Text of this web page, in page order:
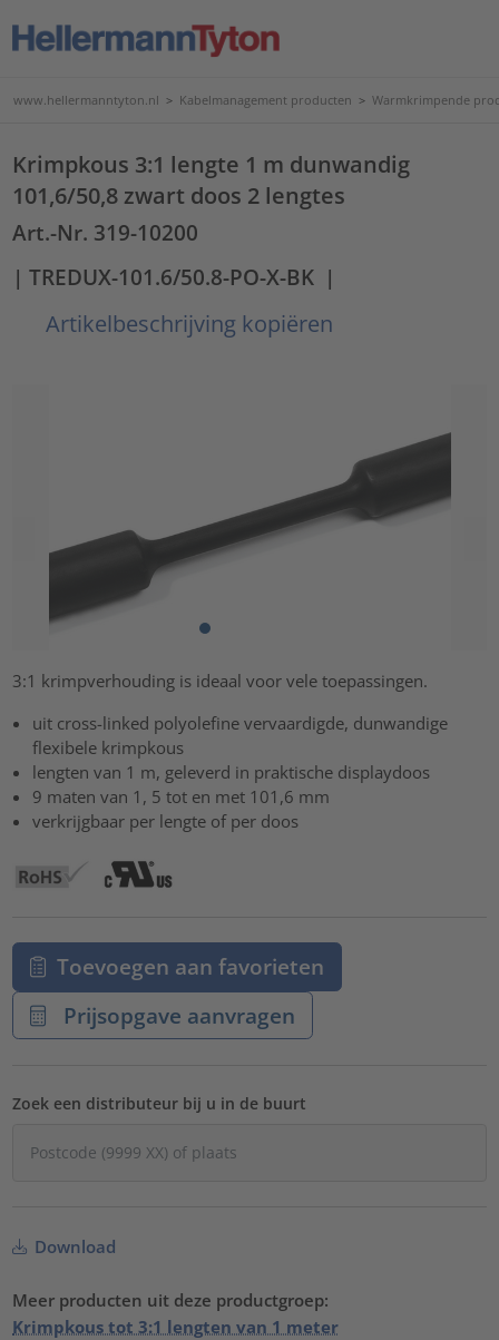
www.hellermanntyton.nl > Kabelmanagement producten > Warmkrimpende
Krimpkous 3:1 lengte 1 m dunwandig
101,6/50,8 zwart doos 2 lengtes
Art.-Nr. 319-10200
| TREDUX-101.6/50.8-PO-X-BK |
Artikelbeschrijving kopiëren
3:1 krimpverhouding is ideaal voor vele toepassingen.
uit cross-linked polyolefine vervaardigde, dunwandige
flexibele krimpkous
lengten van 1 m, geleverd in praktische displaydoos
9 maten van 1, 5 tot en met 101,6 mm
verkrijgbaar per lengte of per doos
Toevoegen aan favorieten
Prijsopgave aanvragen
Zoek een distributeur bij u in de buurt
Download
Meer producten uit deze productgroep:
Krimpkous tot 3:1 lengten van 1 meter